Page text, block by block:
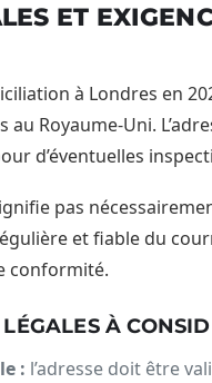
ET
à Londres en
au Royaume-Uni.
d’éventuelles
pas
et fiable du
conformité.
À
: l’adresse doit être